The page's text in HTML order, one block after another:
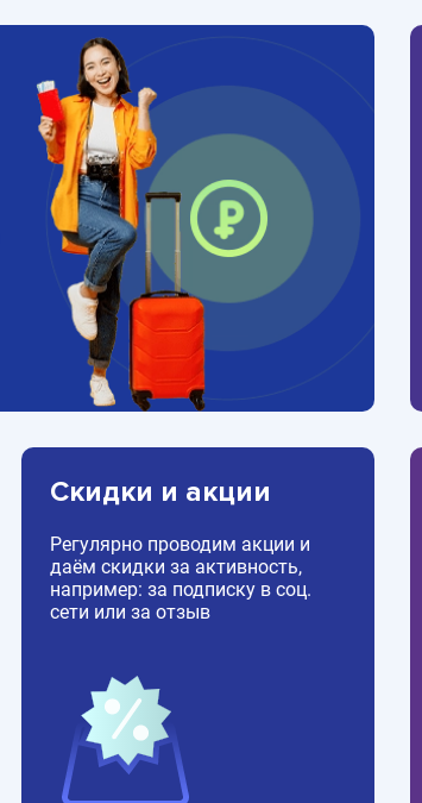
Скидки и акции
Регулярно проводим акции и
даём скидки за активность,
например: за подписку в соц.
сети или за отзыв